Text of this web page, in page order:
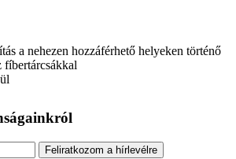
a nehezen hozzáférhető helyeken történő
fíbertárcsákkal